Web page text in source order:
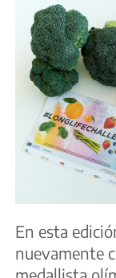
En esta
nuevamente